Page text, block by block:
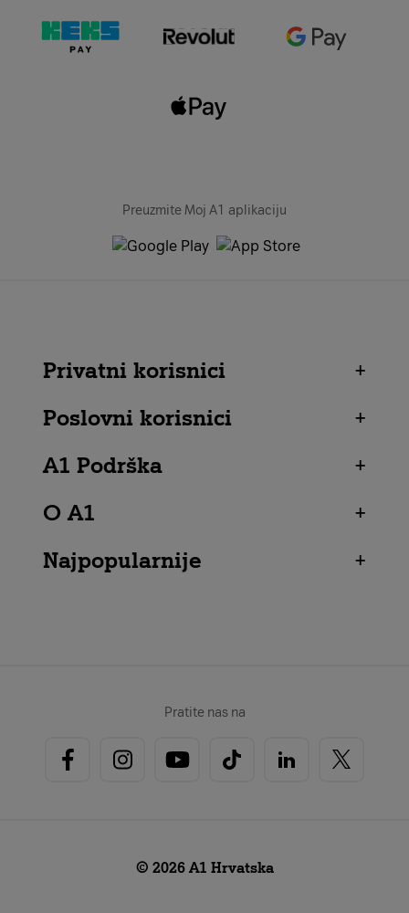
Preuzmite Moj A1 aplikaciju
Privatni korisnici
+
Poslovni korisnici
+
A1 Podrška
+
O A1
+
Najpopularnije
+
Pratite nas na
© 2026 A1 Hrvatska